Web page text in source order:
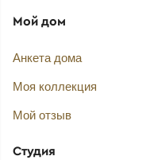
Мой дом
Анкета дома
Моя коллекция
Мой отзыв
Студия